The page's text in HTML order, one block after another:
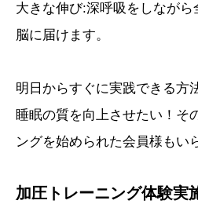
大きな伸び:深呼吸をしなが
脳に届けます。
明日からすぐに実践できる方
睡眠の質を向上させたい！そ
ングを始められた会員様もい
加圧トレーニング体験実